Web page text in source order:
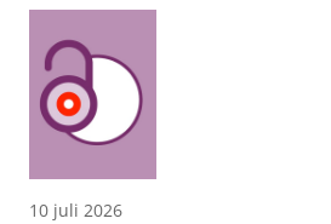
10 juli 2026